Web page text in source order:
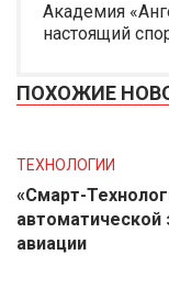
Академия
настоящий
ПОХОЖИЕ
ТЕХНОЛОГИИ
«Смарт-
автоматической
авиации